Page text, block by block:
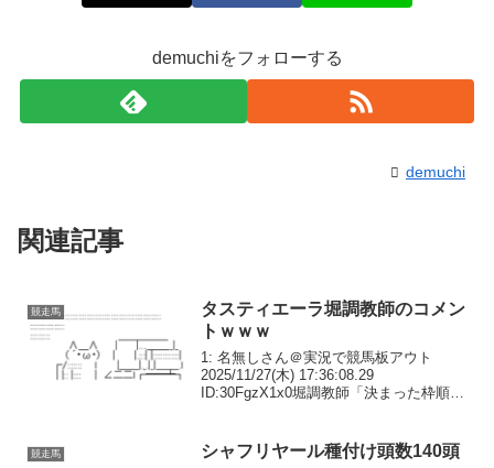
demuchiをフォローする
demuchi
関連記事
競走馬
タスティエーラ堀調教師のコメン
トｗｗｗ
1: 名無しさん＠実況で競馬板アウト
2025/11/27(木) 17:36:08.29
ID:30FgzX1x0堀調教師「決まった枠順も
どの天候はもちろんのこと、他馬...
競走馬 シャフリヤール種付け頭数140頭